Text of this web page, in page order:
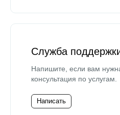
Служба
Напишите, если вам
консультация по услугам.
Написать